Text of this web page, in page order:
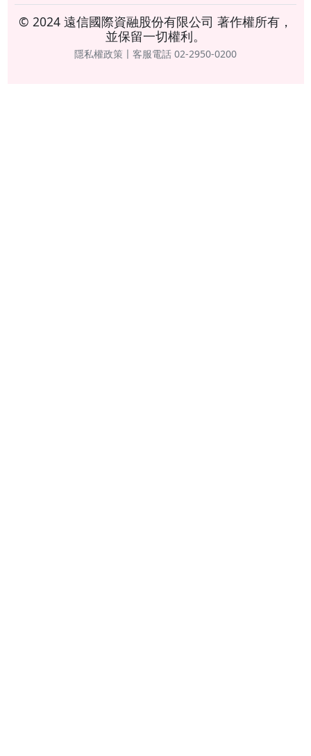
© 2024 遠信國際資融股份有限公司 著作權所有，
並保留一切權利。
隱私權政策〡客服電話 02-2950-0200